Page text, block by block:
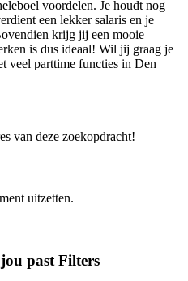
voordelen. Je houdt nog
een lekker salaris en je
krijg jij een mooie
is dus ideaal! Wil jij graag je
veel parttime functies in Den
van deze zoekopdracht!
uitzetten.
past Filters